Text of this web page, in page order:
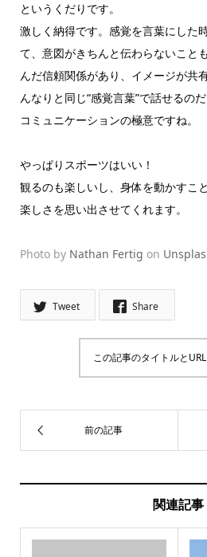
というくだりです。
激しく納得です。感覚を言葉にした
て、意図がきちんと伝わらないこと
んだ信頼関係があり、イメージが共
んなりと同じ“感覚言葉”で話せるのだ
コミュニケーションの極意ですね。
やっぱりスポーツはいい！
観るのも楽しいし、身体を動かすこ
楽しさを思い出させてくれます。
Photo by Nathan Fertig on
Tweet Share
この記事のタイトルと
関連記事